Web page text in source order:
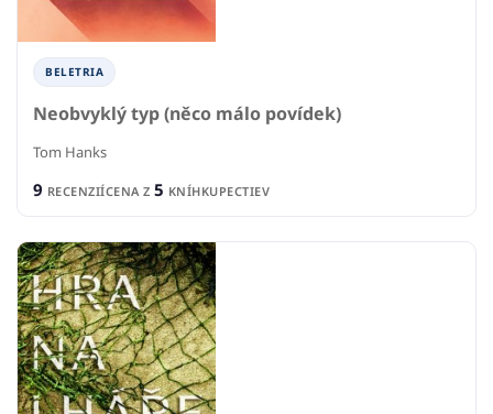
BELETRIA
Neobvyklý typ (něco málo povídek)
Tom Hanks
9 RECENZIÍCENA Z 5 KNÍHKUPECTIEV